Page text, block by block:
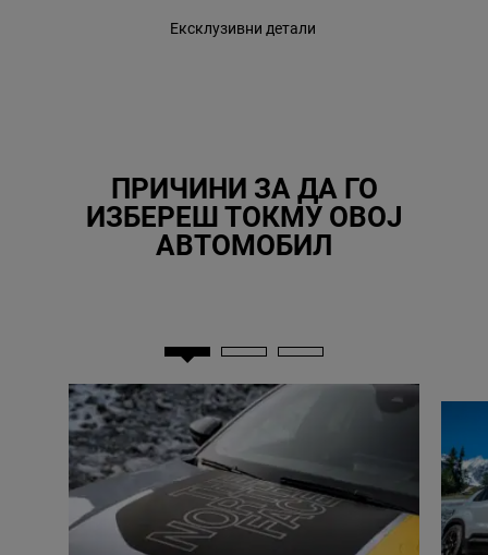
Ексклузивни детали
ПРИЧИНИ ЗА ДА ГО
ИЗБЕРЕШ ТОКМУ ОВОЈ
АВТОМОБИЛ